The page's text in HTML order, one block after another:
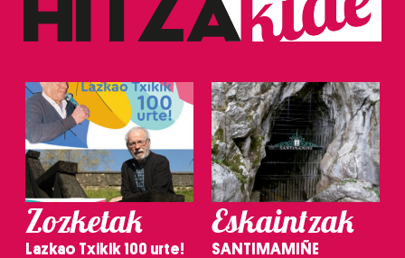
Zozketak
Lazkao Txikik 100 urte!
Eskaintzak
SANTIMAMIÑE